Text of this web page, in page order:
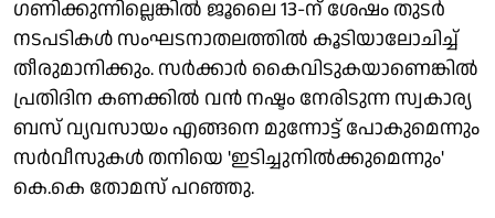
ഗണിക്കുന്നില്ലെങ്കിൽ ജൂലൈ 13-ന് ശേഷം തുടർ
നടപടികൾ സംഘടനാതലത്തിൽ കൂടിയാലോചിച്ച്
തീരുമാനിക്കും. സർക്കാർ കൈവിടുകയാണെങ്കിൽ
പ്രതിദിന കണക്കിൽ വൻ നഷ്ടം നേരിടുന്ന സ്വകാര്യ
ബസ് വ്യവസായം എങ്ങനെ മുന്നോട്ട് പോകുമെന്നും
സർവീസുകൾ തനിയെ 'ഇടിച്ചുനിൽക്കുമെന്നും'
കെ.കെ തോമസ് പറഞ്ഞു.